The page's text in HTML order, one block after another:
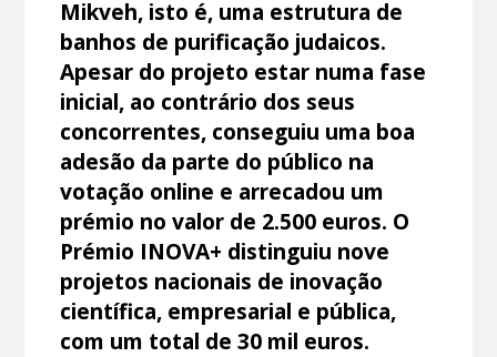
Mikveh, isto é, uma estrutura de
banhos de purificação judaicos.
Apesar do projeto estar numa fase
inicial, ao contrário dos seus
concorrentes, conseguiu uma boa
adesão da parte do público na
votação online e arrecadou um
prémio no valor de 2.500 euros. O
Prémio INOVA+ distinguiu nove
projetos nacionais de inovação
científica, empresarial e pública,
com um total de 30 mil euros.